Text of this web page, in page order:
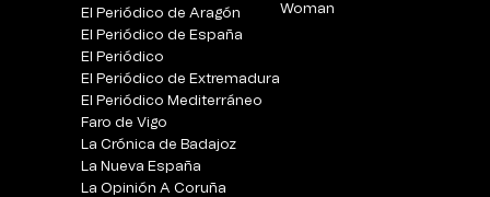
El Periódico de Aragón
El Periódico de España
El Periódico
El Periódico de Extremadura
El Periódico Mediterráneo
Faro de Vigo
La Crónica de Badajoz
La Nueva España
La Opinión A Coruña
Woman